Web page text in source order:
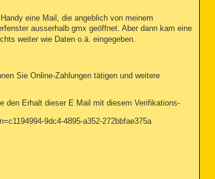
eine Mail, die angeblich von meinem
ausserhalb gmx geöffnet. Aber dann kam eine
weiter wie Daten o.ä. eingegeben.
Sie Online-Zahlungen tätigen und weitere
den Erhalt dieser E Mail mit diesem Verifikations-
9dc4-4895-a352-272bbfae375a